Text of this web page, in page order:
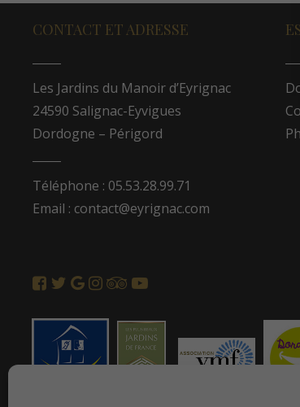
CONTACT ET ADRESSE
Les Jardins du Manoir d’Eyrignac
24590 Salignac-Eyvigues
Dordogne – Périgord
Téléphone : 05.53.28.99.71
Email : contact@eyrignac.com